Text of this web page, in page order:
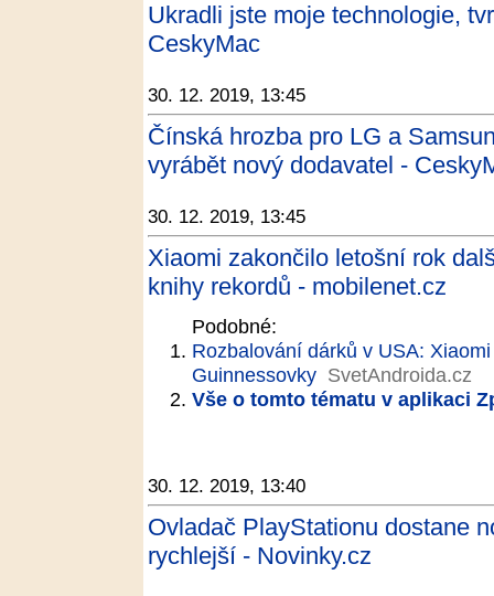
Ukradli jste moje technologie,
CeskyMac
30. 12. 2019, 13:45
Čínská hrozba pro LG a
vyrábět nový dodavatel -
30. 12. 2019, 13:45
Xiaomi zakončilo letošní rok
knihy rekordů - mobilenet.cz
Podobné:
Rozbalování dárků v USA:
Guinnessovky SvetAndroida.cz
Vše o tomto tématu v aplikaci
30. 12. 2019, 13:40
Ovladač PlayStationu dostane
rychlejší - Novinky.cz